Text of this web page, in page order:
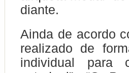
diante.
Ainda de acordo
realizado de
individual para